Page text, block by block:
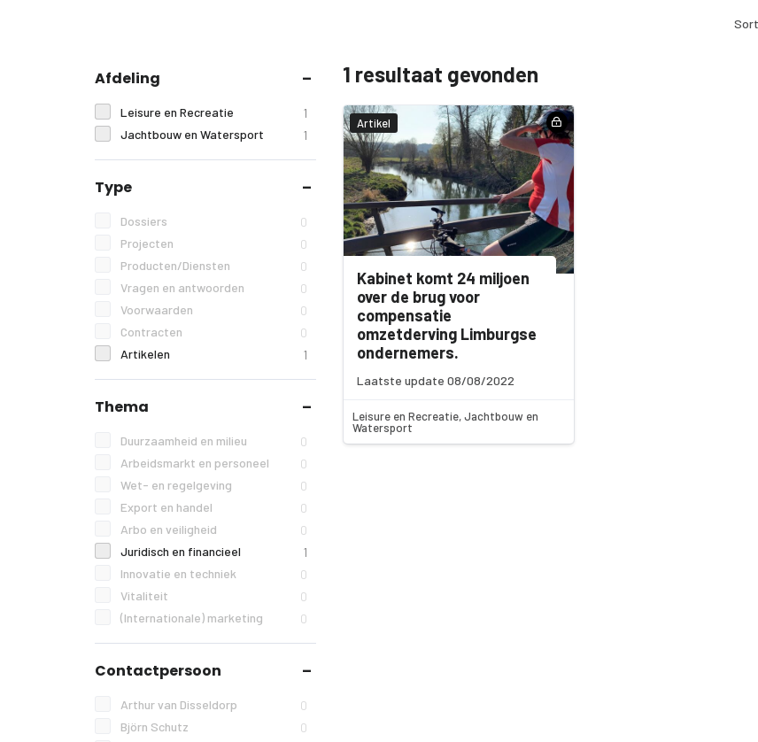
Afdeling
Leisure en Recreatie 1
Jachtbouw en Watersport 1
Type
Dossiers 0
Projecten 0
Producten/Diensten 0
Vragen en antwoorden 0
Voorwaarden 0
Contracten 0
Artikelen 1
Thema
Duurzaamheid en milieu 0
Arbeidsmarkt en personeel 0
Wet- en regelgeving 0
Export en handel 0
Arbo en veiligheid 0
Juridisch en financieel 1
Innovatie en techniek 0
Vitaliteit 0
(Internationale) marketing 0
Contactpersoon
Arthur van Disseldorp 0
Björn Schutz 0
1 resultaat gevonden
Artikel
Kabinet komt 24 miljoen
over de brug voor
compensatie
omzetderving Limburgse
ondernemers.
Laatste update 08/08/2022
Leisure en Recreatie, Jachtbouw en
Watersport